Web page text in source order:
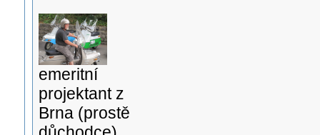
emeritní
projektant z
Brna (prostě